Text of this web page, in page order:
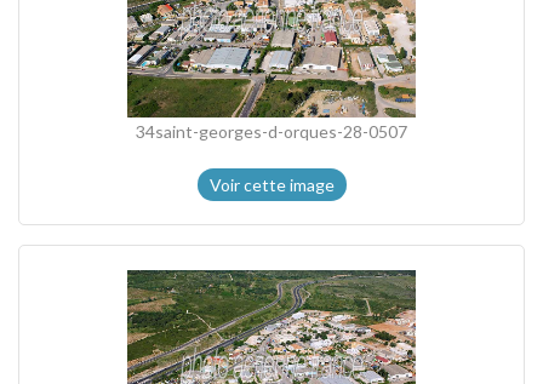
34saint-georges-d-orques-28-0507
Voir cette image